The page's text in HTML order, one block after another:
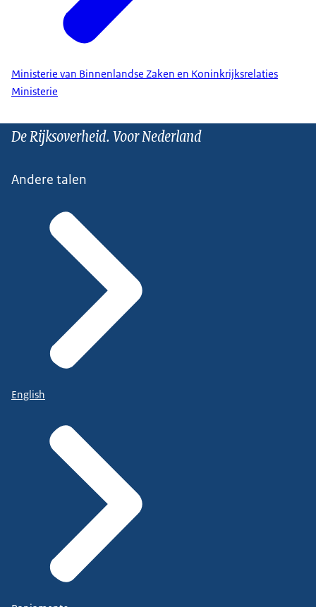
Ministerie van Binnenlandse Zaken en Koninkrijksrelaties
Ministerie
De Rijksoverheid. Voor Nederland
Andere talen
English